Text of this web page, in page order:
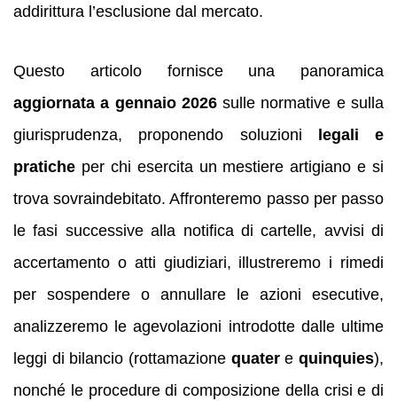
addirittura l’esclusione dal mercato.
Questo articolo fornisce una panoramica
aggiornata a gennaio 2026sulle normative e sulla
giurisprudenza, proponendo soluzioni
legali e
pratiche per chi esercita un mestiere artigiano e si
trova sovraindebitato. Affronteremo passo per passo
le fasi successive alla notifica di cartelle, avvisi di
accertamento o atti giudiziari, illustreremo i rimedi
per sospendere o annullare le azioni esecutive,
analizzeremo le agevolazioni introdotte dalle ultime
leggi di bilancio (rottamazione quaterequinquies),
nonché le procedure di composizione della crisi e di